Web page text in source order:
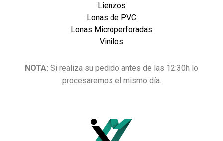
Lienzos
Lonas de PVC
Lonas Microperforadas
Vinilos
NOTA: Si realiza su pedido antes de las 12:30h lo
procesaremos el mismo día.